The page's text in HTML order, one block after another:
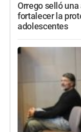
Orrego selló
fortalecer la
adolescentes